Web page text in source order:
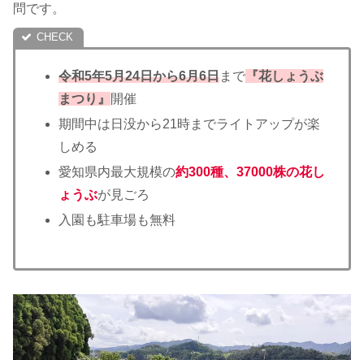
問です。
令和5年5月24日から6月6日まで 『花しょうぶ
まつり』
開催
期間中は日没から21時までライトアップが楽
しめる
愛知県内最大規模の約300種、37000株の花し
ょうぶが見ごろ
入園も駐車場も無料